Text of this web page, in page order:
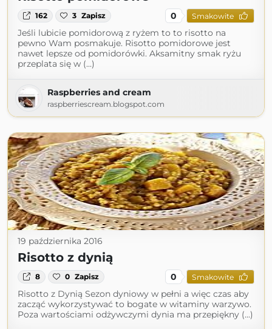
162 3 Zapisz 0 Smakowite
Jeśli lubicie pomidorową z ryżem to to risotto na
pewno Wam posmakuje. Risotto pomidorowe jest
nawet lepsze od pomidorówki. Aksamitny smak ryżu
przeplata się w (...)
Raspberries and cream
raspberriescream.blogspot.com
19 października 2016
Risotto z dynią
8 0 Zapisz 0 Smakowite
Risotto z Dynią Sezon dyniowy w pełni a więc czas aby
zacząć wykorzystywać to bogate w witaminy warzywo.
Poza wartościami odżywczymi dynia ma przepiękny (...)